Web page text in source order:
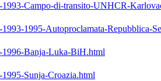
1993-Campo-di-transito-UNHCR-
1995-Autoproclamata-Repubblica-
1996-Banja-Luka-BiH.html
Sunja-Croazia.html